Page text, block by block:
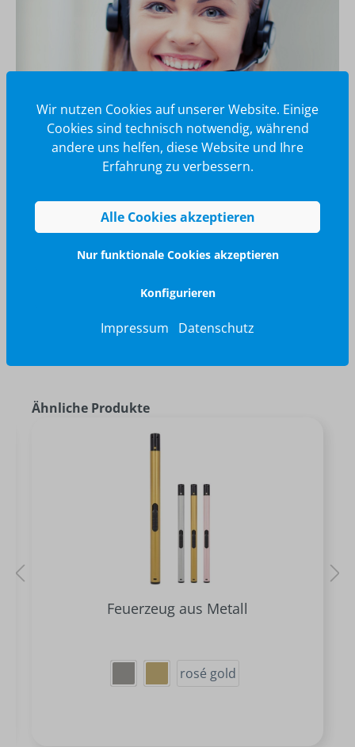
Wir glänzen für Sie
040 / 570 18 25 70
info@brilliant-promotion.com
Jetzt anfragen
Ähnliche Produkte
Feuerzeug aus Metall
rosé gold
Wir nutzen Cookies auf unserer Website. Einige
Cookies sind technisch notwendig, während
andere uns helfen, diese Website und Ihre
Erfahrung zu verbessern.
Alle Cookies akzeptieren
Nur funktionale Cookies akzeptieren
Konfigurieren
Impressum Datenschutz